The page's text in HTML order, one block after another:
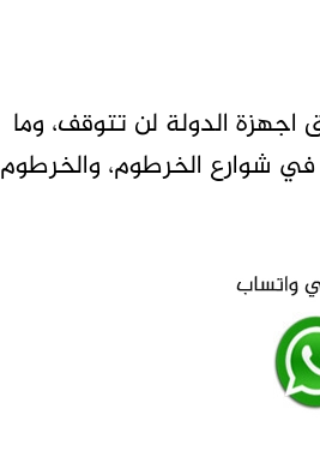
الدولة لن تتوقف، وما
في شوارع الخرطوم، والخرطوم